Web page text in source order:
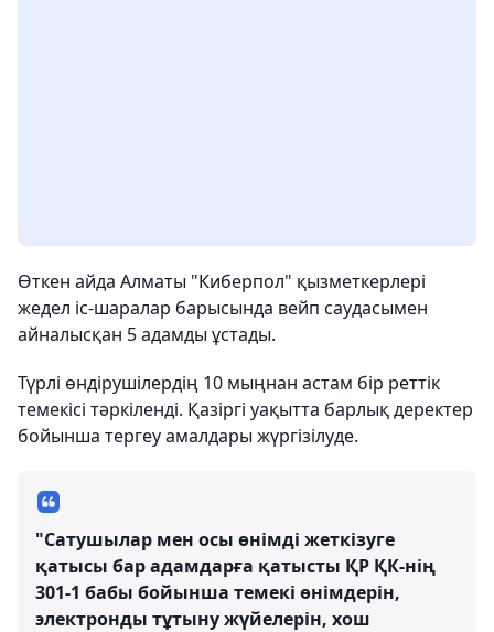
Өткен айда Алматы "Киберпол" қызметкерлері
жедел іс-шаралар барысында вейп саудасымен
айналысқан 5 адамды ұстады.
Түрлі өндірушілердің 10 мыңнан астам бір реттік
темекісі тәркіленді. Қазіргі уақытта барлық деректер
бойынша тергеу амалдары жүргізілуде.
"Сатушылар мен осы өнімді жеткізуге
қатысы бар адамдарға қатысты ҚР ҚК-нің
301-1 бабы бойынша темекі өнімдерін,
электронды тұтыну жүйелерін, хош